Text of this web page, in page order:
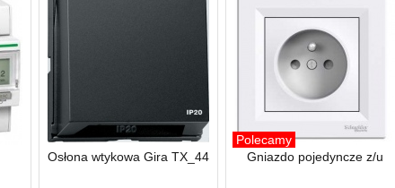
Osłona wtykowa Gira TX_44
Polecamy
Gniazdo pojedyncze z/u